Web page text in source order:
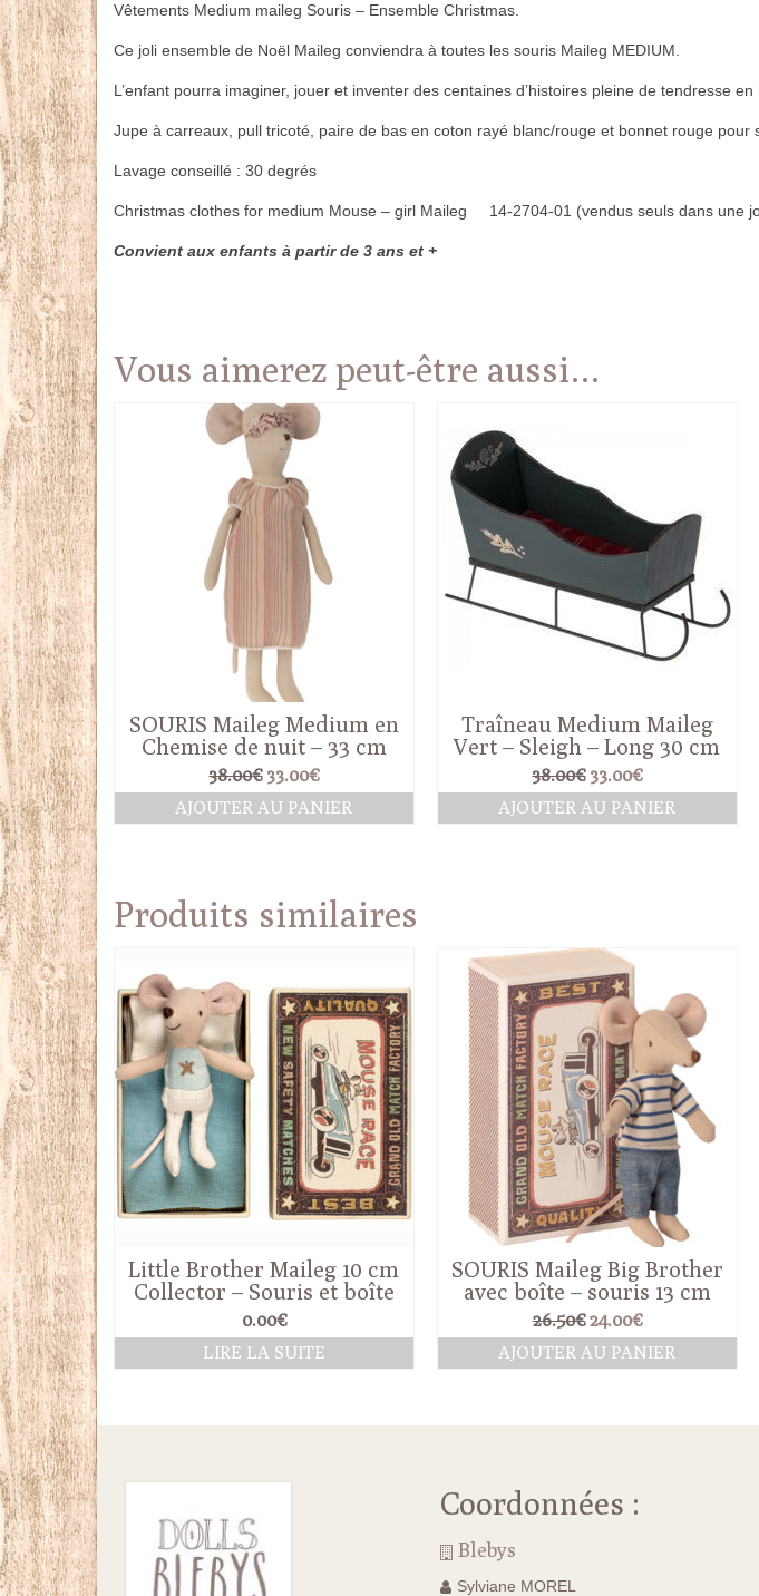
Vêtements Medium maileg Souris – Ensemble Christmas.
Ce joli ensemble de Noël Maileg conviendra à toutes les souris Maileg MEDIUM.
L’enfant pourra imaginer, jouer et inventer des centaines d’histoires pleine de tendresse
Jupe à carreaux, pull tricoté, paire de bas en coton rayé blanc/rouge et bonnet rouge pour
Lavage conseillé : 30 degrés
Christmas clothes for medium Mouse – girl Maileg 14-2704-01 (vendus seuls dans une
Convient aux enfants à partir de 3 ans et +
Vous aimerez peut-être aussi…
SOURIS Maileg Medium en
Chemise de nuit – 33 cm
38.00€ Le
prix
initial
33.00€Le
prix
actuel
AJOUTER AU PANIER
Traîneau Medium Maileg
Vert – Sleigh – Long 30 cm
38.00€ Le
prix
initial
33.00€Le
prix
actuel
AJOUTER AU PANIER
Produits similaires
Little Brother Maileg 10 cm
Collector – Souris et boîte
0.00€
LIRE LA SUITE
SOURIS Maileg Big Brother
avec boîte – souris 13 cm
26.50€ Le
prix
initial
24.00€Le
prix
actuel
AJOUTER AU PANIER
Coordonnées :
Blebys
Sylviane MOREL